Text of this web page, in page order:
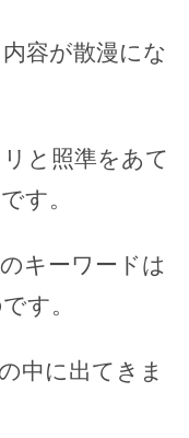
容が散漫にな
と照準をあて
す。
キーワードは
す。
中に出てきま